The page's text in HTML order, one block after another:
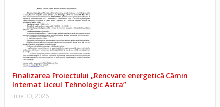
Finalizarea Proiectului „Renovare energetică Cămin
Internat Liceul Tehnologic Astra”
iulie 30, 2026